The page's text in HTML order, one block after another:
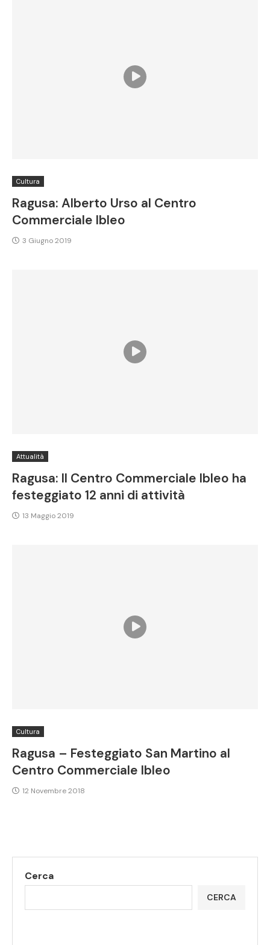
Cultura
Ragusa: Alberto Urso al Centro
Commerciale Ibleo
3 Giugno 2019
Attualità
Ragusa: Il Centro Commerciale Ibleo ha
festeggiato 12 anni di attività
13 Maggio 2019
Cultura
Ragusa – Festeggiato San Martino al
Centro Commerciale Ibleo
12 Novembre 2018
Cerca
CERCA